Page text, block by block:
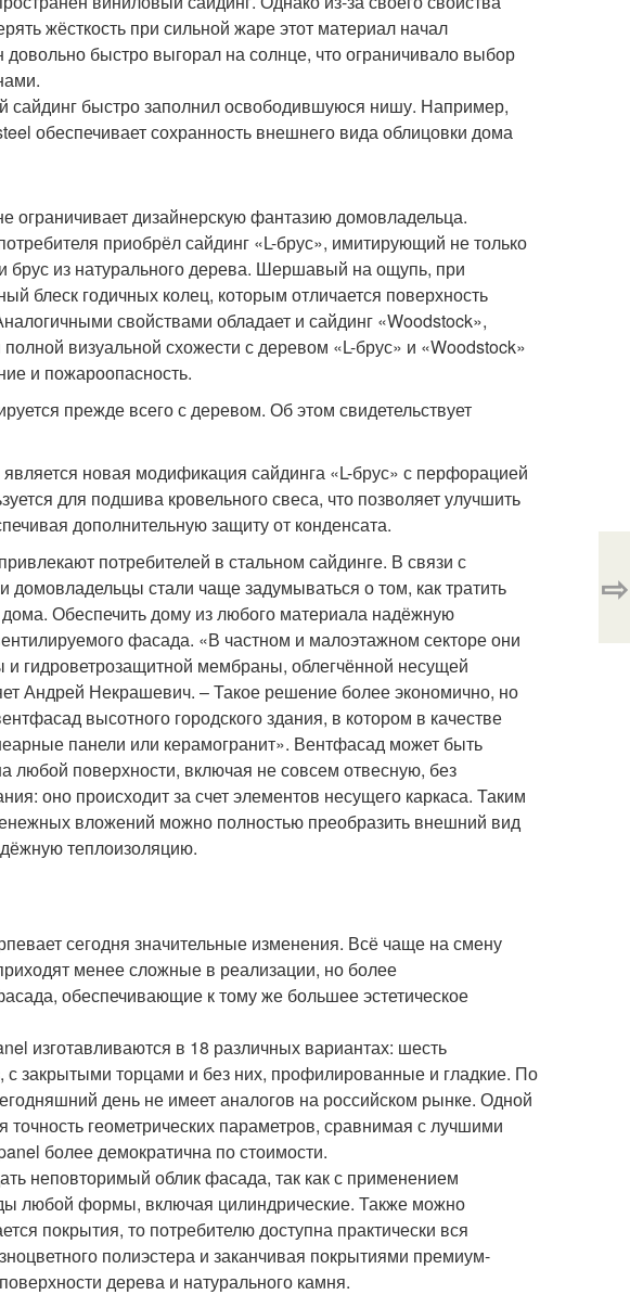
жёсткость при сильной жаре этот материал начал
довольно быстро выгорал на солнце, что ограничивало выбор
сайдинг быстро заполнил освободившуюся нишу. Например,
обеспечивает сохранность внешнего вида облицовки дома
ограничивает дизайнерскую фантазию домовладельца.
приобрёл сайдинг «L-брус», имитирующий не только
брус из натурального дерева. Шершавый на ощупь, при
блеск годичных колец, которым отличается поверхность
свойствами обладает и сайдинг «Woodstock»,
визуальной схожести с деревом «L-брус» и «Woodstock»
и пожароопасность.
прежде всего с деревом. Об этом свидетельствует
новая модификация сайдинга «L-брус» с перфорацией
для подшива кровельного свеса, что позволяет улучшить
дополнительную защиту от конденсата.
потребителей в стальном сайдинге. В связи с
стали чаще задумываться о том, как тратить
Обеспечить дому из любого материала надёжную
фасада. «В частном и малоэтажном секторе они
гидроветрозащитной мембраны, облегчённой несущей
Андрей Некрашевич. – Такое решение более экономично, но
высотного городского здания, в котором в качестве
панели или керамогранит». Вентфасад может быть
любой поверхности, включая не совсем отвесную, без
оно происходит за счет элементов несущего каркаса. Таким
вложений можно полностью преобразить внешний вид
теплоизоляцию.
сегодня значительные изменения. Всё чаще на смену
менее сложные в реализации, но более
обеспечивающие к тому же большее эстетическое
изготавливаются в 18 различных вариантах: шесть
закрытыми торцами и без них, профилированные и гладкие. По
день не имеет аналогов на российском рынке. Одной
геометрических параметров, сравнимая с лучшими
более демократична по стоимости.
неповторимый облик фасада, так как с применением
любой формы, включая цилиндрические. Также можно
покрытия, то потребителю доступна практически вся
полиэстера и заканчивая покрытиями премиум-
дерева и натурального камня.
⇨